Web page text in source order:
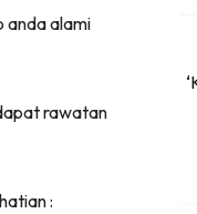
(Twitter)
anda alami
rawatan
: